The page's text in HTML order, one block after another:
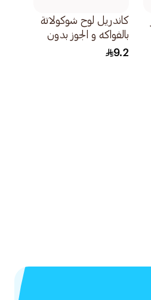
كاندريل لوح شوكولاتة
بالفواكه و الجوز بدون
سكر مضاف 27 جرام
9.2